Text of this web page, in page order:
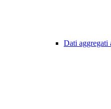
Dati aggregati